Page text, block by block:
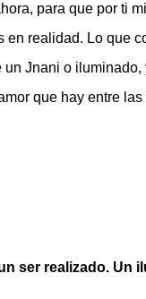
para que por ti
en realidad. Lo que
un Jnani o iluminado,
que hay entre
ser realizado. Un